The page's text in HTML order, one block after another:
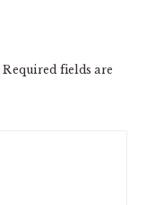
Required fields are